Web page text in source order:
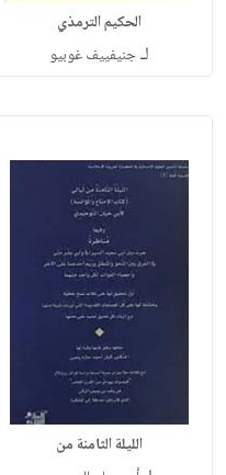
الحكيم الترمذي
لـجنيفييف غوبيو
الليلة الثامنة من